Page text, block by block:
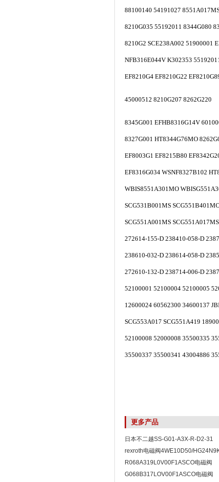
88100140 54191027
8210G035 55192011 8344G080
8210G2 SCE238A002 51900001
NFB316E044V K302353
EF8210G4 EF8210G22
45000512 8210G207 8262G220
8345G001 EFHB8316G14V
8327G001 HT8344G76MO
EF8003G1 EF8215B80
EF8316G034 WSNF8327B102
WBIS8551A301MO
SCG531B001MS
SCG551A001MS
272614-155-D 238410-058-D
238610-032-D 238614-058-D
272610-132-D 238714-006-D
52100001 52100004 52100005
12600024 60562300 34600137
SCG553A017 SCG551A419
52100008 52000008 35500335
35500337 35500341 43004886
更多产品
日本不二越SS-G01-A3X-R-D2-31
rexroth电磁阀4WE10D50/
R068A319L0V00F1ASCO电磁阀
R068A319L0V00F1
G068B317LOV00F1ASCO电磁阀